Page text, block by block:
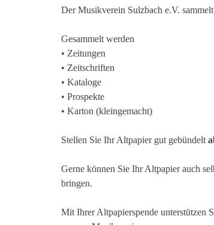
Der Musikverein Sulzbach e.V.
Gesammelt werden
• Zeitungen
• Zeitschriften
• Kataloge
• Prospekte
• Karton (kleingemacht)
Stellen Sie Ihr Altpapier gut gebündelt
Gerne können Sie Ihr Altpapier auch
bringen.
Mit Ihrer Altpapierspende unterstützen